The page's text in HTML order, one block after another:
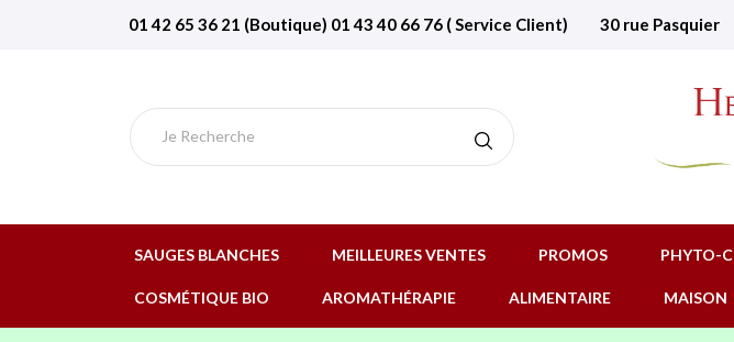
01 42 65 36 21 (Boutique) 01 43 40 66 76 ( Service Client) 30 rue Pasquier
SAUGES BLANCHES MEILLEURES VENTES PROMOS PHYTO-
COSMÉTIQUE BIO AROMATHÉRAPIE ALIMENTAIRE MAISON